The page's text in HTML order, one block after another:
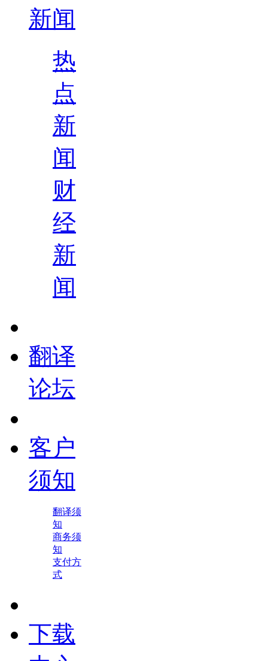
新闻
热
点
新
闻
财
经
新
闻
翻译
论坛
客户
须知
翻译须
知
商务须
知
支付方
式
下载